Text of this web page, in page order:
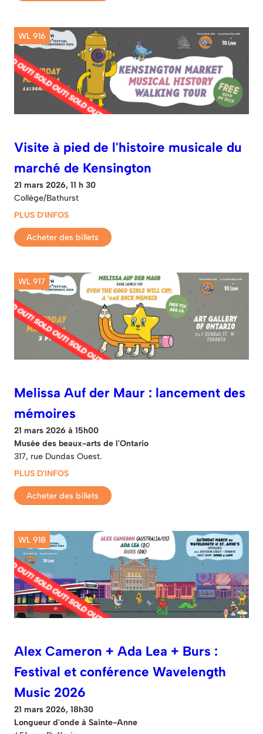
WL 916
Visite à pied de l'histoire musicale du
marché de Kensington
21 mars 2026, 11 h 30
Collège/Bathurst
PLUS D'INFOS
Acheter des billets
WL 917
Melissa Auf der Maur : lancement des
mémoires
21 mars 2026 à 15h00
Musée des beaux-arts de l'Ontario
317, rue Dundas Ouest.
PLUS D'INFOS
Acheter des billets
WL 918
Alex Cameron + Ada Lea + Burs :
Festival et conférence Wavelength
Music 2026
21 mars 2026, 18h30
Longueur d'onde à Sainte-Anne